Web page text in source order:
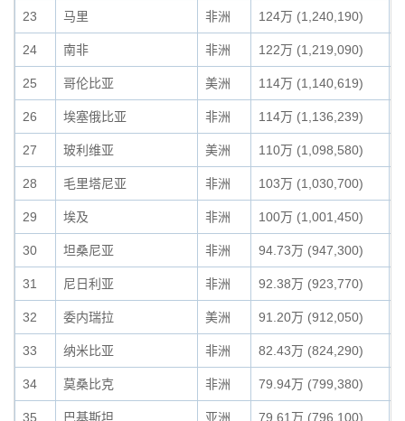
23 马里 非洲 124万 (1,240,190)
24 南非 非洲 122万 (1,219,090)
25 哥伦比亚 美洲 114万 (1,140,619)
26 埃塞俄比亚 非洲 114万 (1,136,239)
27 玻利维亚 美洲 110万 (1,098,580)
28 毛里塔尼亚 非洲 103万 (1,030,700)
29 埃及 非洲 100万 (1,001,450)
30 坦桑尼亚 非洲 94.73万 (947,300)
31 尼日利亚 非洲 92.38万 (923,770)
32 委内瑞拉 美洲 91.20万 (912,050)
33 纳米比亚 非洲 82.43万 (824,290)
34 莫桑比克 非洲 79.94万 (799,380)
35 巴基斯坦 亚洲 79.61万 (796,100)